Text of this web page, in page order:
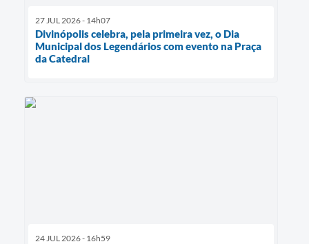
27 JUL 2026 - 14h07
Divinópolis celebra, pela primeira vez, o Dia
Municipal dos Legendários com evento na Praça
da Catedral
24 JUL 2026 - 16h59